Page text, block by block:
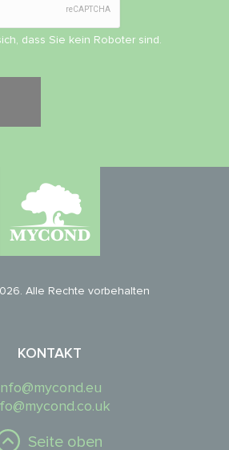
dass Sie kein Roboter sind.
Alle Rechte vorbehalten
KONTAKT
Seite oben